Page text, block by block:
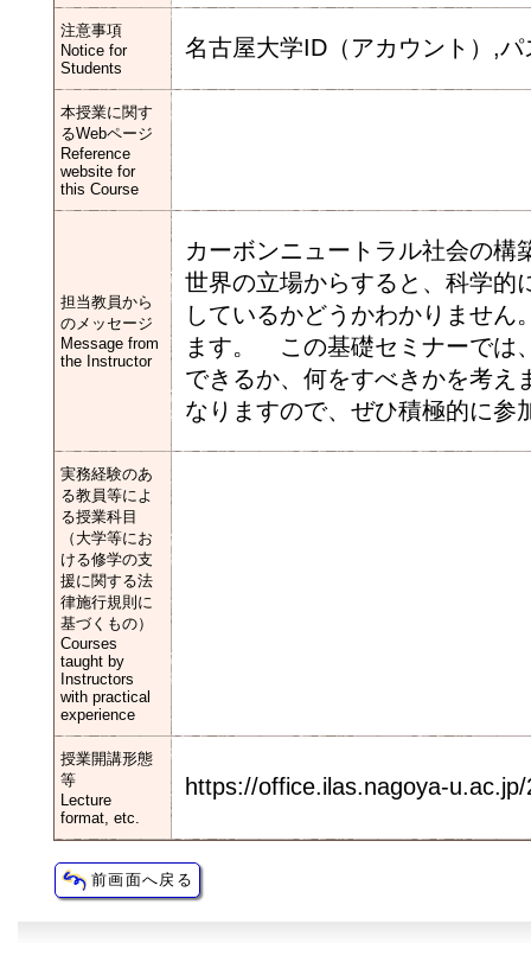
注意事項
Notice for
Students
名古屋大学ID（アカウント）,
本授業に関す
るWebページ
Reference
website for
this Course
担当教員から
のメッセージ
Message from
the Instructor
カーボンニュートラル社会の構
世界の立場からすると、科学的
しているかどうかわかりませ
ます。 この基礎セミナーでは
できるか、何をすべきかを考え
なりますので、ぜひ積極的に参
実務経験のあ
る教員等によ
る授業科目
（大学等にお
ける修学の支
援に関する法
律施行規則に
基づくもの）
Courses
taught by
Instructors
with practical
experience
授業開講形態
等
Lecture
format, etc.
https://office.ilas.nagoya-